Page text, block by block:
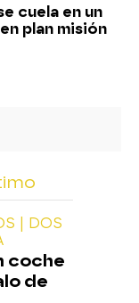
cuela en un
plan misión
| DOS
coche
de